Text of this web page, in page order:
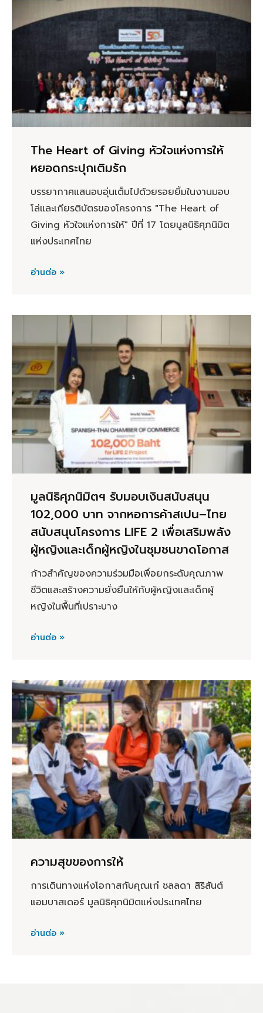
The Heart of Giving หัวใจแห่งการให้
หยอดกระปุกเติมรัก
บรรยากาศแสนอบอุ่นเต็มไปด้วยรอยยิ้มในงานมอบ
โล่และเกียรติบัตรของโครงการ "The Heart of
Giving หัวใจแห่งการให้" ปีที่ 17 โดยมูลนิธิศุภนิมิต
แห่งประเทศไทย
อ่านต่อ »
มูลนิธิศุภนิมิตฯ รับมอบเงินสนับสนุน
102,000 บาท จากหอการค้าสเปน–ไทย
สนับสนุนโครงการ LIFE 2 เพื่อเสริมพลัง
ผู้หญิงและเด็กผู้หญิงในชุมชนขาดโอกาส
ก้าวสำคัญของความร่วมมือเพื่อยกระดับคุณภาพ
ชีวิตและสร้างความยั่งยืนให้กับผู้หญิงและเด็กผู้
หญิงในพื้นที่เปราะบาง
อ่านต่อ »
ความสุขของการให้
การเดินทางแห่งโอกาสกับคุณเก๋ ชลลดา สิริสันต์
แอมบาสเดอร์ มูลนิธิศุภนิมิตแห่งประเทศไทย
อ่านต่อ »